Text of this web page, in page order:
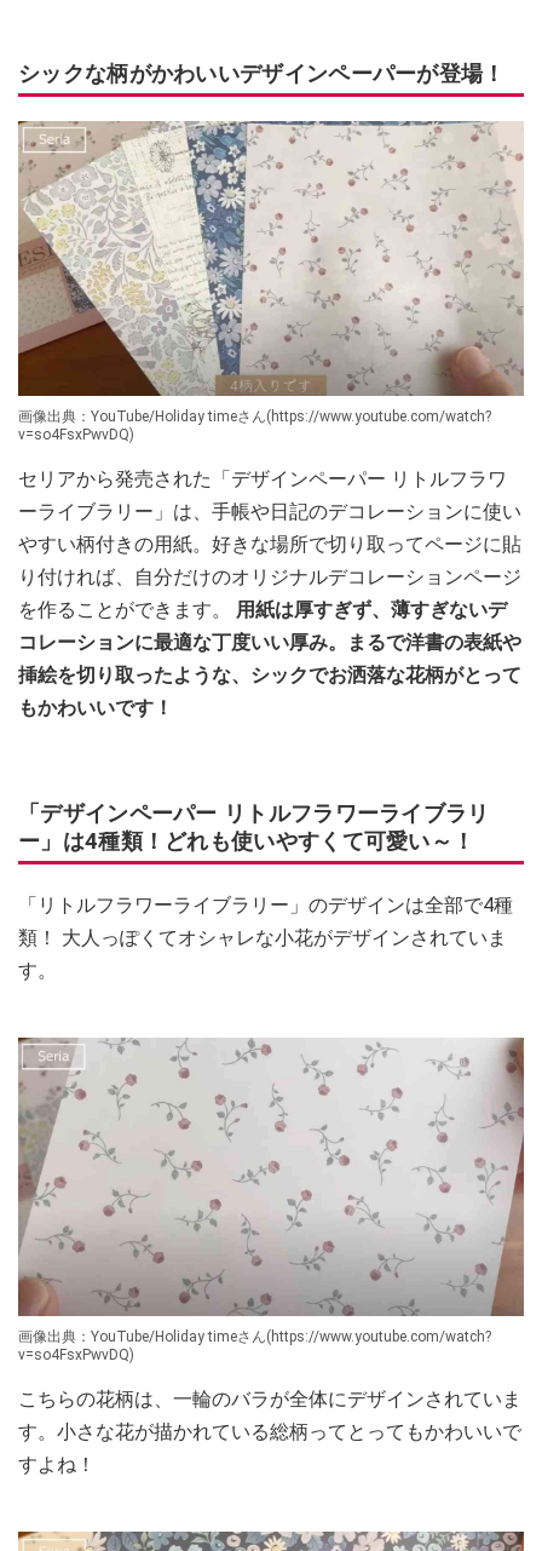
シックな柄がかわいいデザインペーパーが登場！
画像出典：YouTube/Holiday timeさん(https://www.youtube.com/watch?
v=so4FsxPwvDQ)
セリアから発売された「デザインペーパー リトルフラワ
ーライブラリー」は、手帳や日記のデコレーションに使い
やすい柄付きの用紙。好きな場所で切り取ってページに貼
り付ければ、自分だけのオリジナルデコレーションページ
を作ることができます。 用紙は厚すぎず、薄すぎないデ
コレーションに最適な丁度いい厚み。まるで洋書の表紙や
挿絵を切り取ったような、シックでお洒落な花柄がとって
もかわいいです！
「デザインペーパー リトルフラワーライブラリ
ー」は4種類！どれも使いやすくて可愛い～！
「リトルフラワーライブラリー」のデザインは全部で4種
類！ 大人っぽくてオシャレな小花がデザインされていま
す。
画像出典：YouTube/Holiday timeさん(https://www.youtube.com/watch?
v=so4FsxPwvDQ)
こちらの花柄は、一輪のバラが全体にデザインされていま
す。小さな花が描かれている総柄ってとってもかわいいで
すよね！